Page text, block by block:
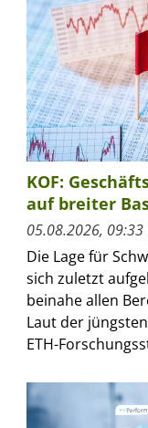
KOF:
auf breiter
05.08.2026, 09:33
Die Lage für
sich zuletzt
beinahe allen
Laut der
ETH-